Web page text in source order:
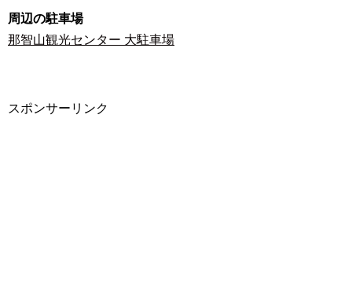
周辺の駐車場
那智山観光センター 大駐車場
スポンサーリンク